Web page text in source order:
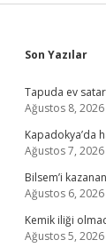
Son Yazılar
Tapuda ev
Ağustos 8, 2026
Kapadokya’da
Ağustos 7, 2026
Bilsem’i
Ağustos 6, 2026
Kemik iliği
Ağustos 5, 2026